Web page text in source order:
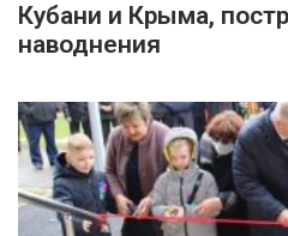
Кубани и Крыма,
наводнения